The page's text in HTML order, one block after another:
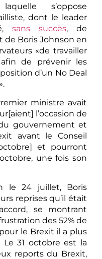
s’oppose
dont le leader
sans succès, de
de Boris Johnson en
«de travailler
de prévenir les
d’un No Deal
ministre avait
l’occasion de
gouvernement et
avant le Conseil
et pourront
une fois son
le 24 juillet, Boris
reprises qu’il était
se montrant
des 52% de
le Brexit il a plus
31 octobre est la
reports du Brexit,